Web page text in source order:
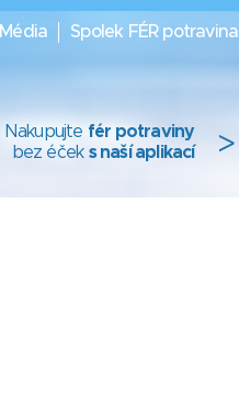
Média Spolek FÉR potravina
Nakupujte fér potraviny
bez éček s naší aplikací >